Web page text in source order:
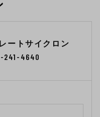
ートサイクロン
241-4640